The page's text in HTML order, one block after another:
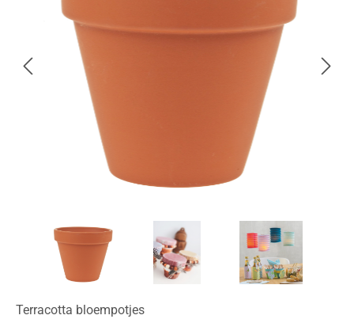
Terracotta bloempotjes